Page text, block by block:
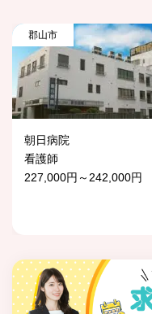
郡山市
朝日病院
看護師
227,000円～242,000円